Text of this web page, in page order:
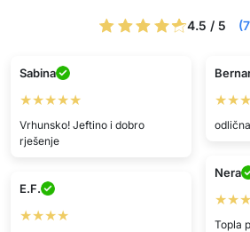
4.5 / 5
Sabina
★★★★★
Vrhunsko! Jeftino i dobro
rješenje
Nera
Topla
E.F.
★★★★